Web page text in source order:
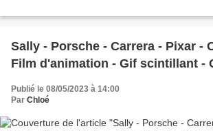
Sally - Porsche - Carrera - Pixar -
Film d'animation - Gif scintillant -
Publié le 08/05/2023 à 14:00
Par Chloé